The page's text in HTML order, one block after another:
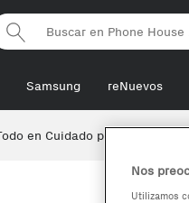
Samsung reNuevos
en Cuidado personal
Nos
Utilizamos